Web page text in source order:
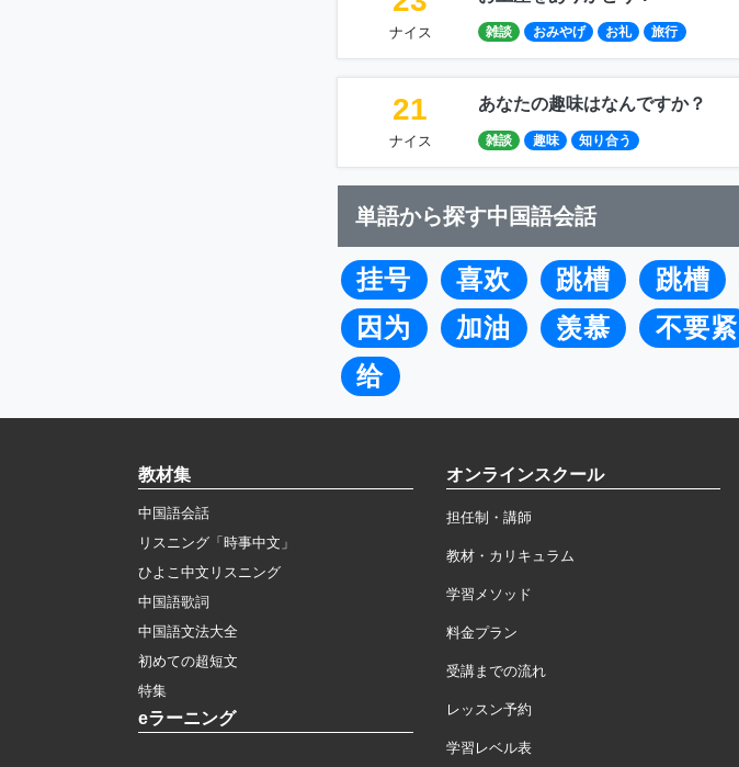
ナイス 雑談 おみやげ お礼 旅行
21
ナイス
あなたの趣味はなんですか？
雑談 趣味 知り合う
単語から探す中国語会話
挂号 喜欢 跳槽 跳槽
因为
加油 羡慕 不要紧
给
教材集
中国語会話
リスニング「時事中文」
ひよこ中文リスニング
中国語歌詞
中国語文法大全
初めての超短文
特集
eラーニング
オンラインスクール
担任制・講師
教材・カリキュラム
学習メソッド
料金プラン
受講までの流れ
レッスン予約
学習レベル表